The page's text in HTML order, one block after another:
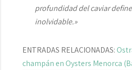
profundidad del caviar
inolvidable.»
ENTRADAS RELACIONADAS:
champán en Oysters Menorca